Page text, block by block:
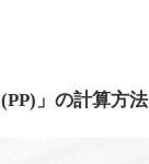
」の計算方法